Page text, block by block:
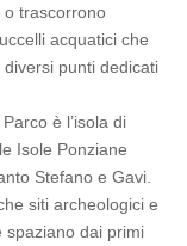
o trascorrono
acquatici che
punti dedicati
è l’isola di
Isole Ponziane
Stefano e Gavi.
siti archeologici e
spaziano dai primi